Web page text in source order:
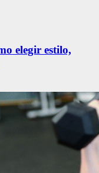
elegir estilo,